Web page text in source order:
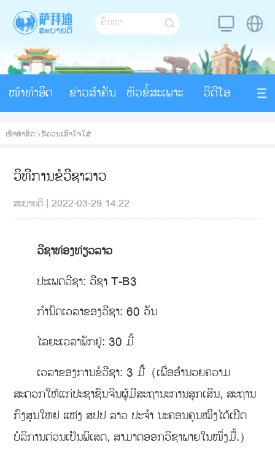
ໜ້າທຳອິດ ຂ່າວສຳຄັນ ຫົວຂໍ້ສະເພາະ ວິດີໂອ
ໜ້າທຳອິດ >ຂໍ້ຄວນເອົາໃຈໃສ່
ວິທີການຂໍວີຊາລາວ
ສະບາຍດີ |2022-03-29 14:22
ວີຊາທ່ອງທ່ຽວລາວ
ປະເພດວີຊາ: ວີຊາ T-B3
ກຳນົດເວລາຂອງວີຊາ: 60 ວັນ
ໄລຍະເວລາພັກຢູ່: 30 ມື້
ເວລາຂອງການຂໍວີຊາ: 3 ມື້（ເພື່ອອຳນວຍຄວາມ
ສະດວກໃຫ້ແກ່ປະຊາຊົນຈີນຜູ້ມີສະຖານະການສຸກເສີນ, ສະຖານ
ກົງສຸນໃຫຍ່ ແຫ່ງ ສປປ ລາວ ປະຈຳ ນະຄອນຄຸນໝິງໄດ້ເປີດ
ບໍລິການດ່ວນເປັນພິເສດ, ສາມາດອອກວິຊາພາຍໃນໜຶ່ງມື້.）